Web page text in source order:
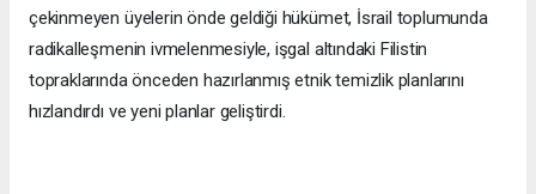
çekinmeyen üyelerin önde geldiği hükümet, İsrail toplumunda
radikalleşmenin ivmelenmesiyle, işgal altındaki Filistin
topraklarında önceden hazırlanmış etnik temizlik planlarını
hızlandırdı ve yeni planlar geliştirdi.